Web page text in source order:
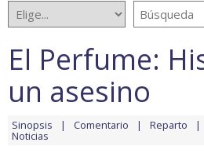
El Perfume:
un asesino
Sinopsis Comentario Reparto
Noticias